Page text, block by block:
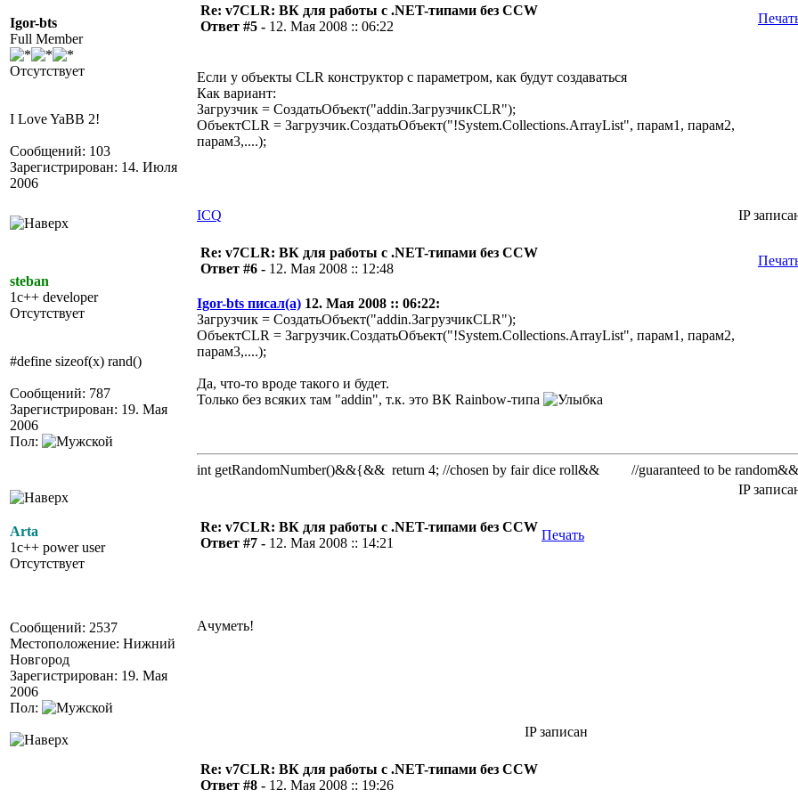
Igor-bts
Full Member
Отсутствует
I Love YaBB 2!
Сообщений: 103
Зарегистрирован: 14. Июля
2006
Re: v7CLR: ВК для работы с .NET-типами без CCW
Ответ #5 - 12. Мая 2008 :: 06:22
Если у объекты CLR конструктор c параметром, как будут создаваться
Как вариант:
Загрузчик = СоздатьОбъект("addin.ЗагрузчикCLR");
ОбъектCLR = Загрузчик.СоздатьОбъект("!System.Collections.ArrayList", парам1, парам2,
парам3,....);
ICQ IP
steban
1c++ developer
Отсутствует
#define sizeof(x) rand()
Сообщений: 787
Зарегистрирован: 19. Мая
2006
Пол:
Re: v7CLR: ВК для работы с .NET-типами без CCW
Ответ #6 - 12. Мая 2008 :: 12:48
Igor-bts писал(а) 12. Мая 2008 :: 06:22:
Загрузчик = СоздатьОбъект("addin.ЗагрузчикCLR");
ОбъектCLR = Загрузчик.СоздатьОбъект("!System.Collections.ArrayList", парам1, парам2,
парам3,....);
Да, что-то вроде такого и будет.
Только без всяких там "addin", т.к. это ВК Rainbow-типа
int getRandomNumber()&&{&& return 4; //chosen by fair dice roll&& //guaranteed to be
IP
Arta
1c++ power user
Отсутствует
Сообщений: 2537
Местоположение: Нижний
Новгород
Зарегистрирован: 19. Мая
2006
Пол:
Re: v7CLR: ВК для работы с .NET-типами без CCW
Ответ #7 - 12. Мая 2008 :: 14:21
Печать
Ачуметь!
IP записан
Re: v7CLR: ВК для работы с .NET-типами без CCW
Ответ #8 - 12. Мая 2008 :: 19:26